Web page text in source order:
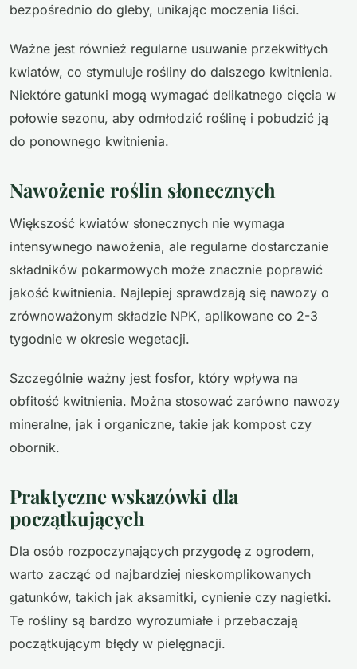
bezpośrednio do gleby, unikając moczenia liści.
Ważne jest również regularne usuwanie przekwitłych
kwiatów, co stymuluje rośliny do dalszego kwitnienia.
Niektóre gatunki mogą wymagać delikatnego cięcia w
połowie sezonu, aby odmłodzić roślinę i pobudzić ją
do ponownego kwitnienia.
Nawożenie roślin słonecznych
Większość kwiatów słonecznych nie wymaga
intensywnego nawożenia, ale regularne dostarczanie
składników pokarmowych może znacznie poprawić
jakość kwitnienia. Najlepiej sprawdzają się nawozy o
zrównoważonym składzie NPK, aplikowane co 2-3
tygodnie w okresie wegetacji.
Szczególnie ważny jest fosfor, który wpływa na
obfitość kwitnienia. Można stosować zarówno nawozy
mineralne, jak i organiczne, takie jak kompost czy
obornik.
Praktyczne wskazówki dla
początkujących
Dla osób rozpoczynających przygodę z ogrodem,
warto zacząć od najbardziej nieskomplikowanych
gatunków, takich jak aksamitki, cynienie czy nagietki.
Te rośliny są bardzo wyrozumiałe i przebaczają
początkującym błędy w pielęgnacji.